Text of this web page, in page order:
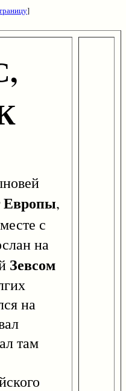
]
Европы,
с
на
Зевсом
на
там